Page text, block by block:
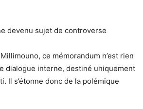
devenu sujet de controverse
, ce mémorandum n’est rien
dialogue interne, destiné uniquement
Il s’étonne donc de la polémique